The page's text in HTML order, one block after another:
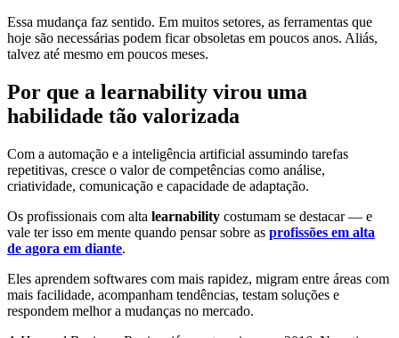
Essa mudança faz sentido. Em muitos setores, as ferramentas que
hoje são necessárias podem ficar obsoletas em poucos anos. Aliás,
talvez até mesmo em poucos meses.
Por que a learnability virou uma
habilidade tão valorizada
Com a automação e a inteligência artificial assumindo tarefas
repetitivas, cresce o valor de competências como análise,
criatividade, comunicação e capacidade de adaptação.
Os profissionais com alta learnability costumam se destacar — e
vale ter isso em mente quando pensar sobre as profissões em alta
de agora em diante.
Eles aprendem softwares com mais rapidez, migram entre áreas com
mais facilidade, acompanham tendências, testam soluções e
respondem melhor a mudanças no mercado.